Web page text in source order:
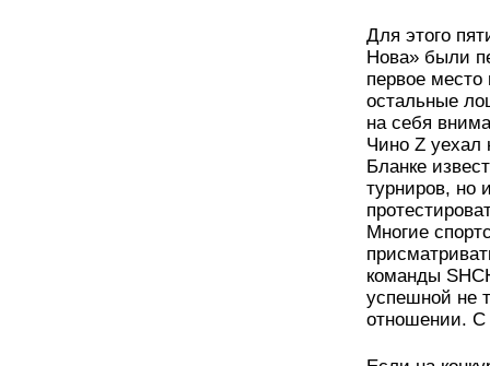
Для этого
Нова» были
первое
остальные
на себя
Чино Z
Бланке
турниров, но
Многие
команды
успешной не
отношении. С